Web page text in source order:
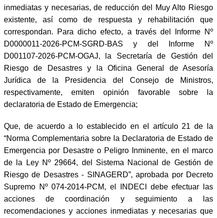
inmediatas y necesarias, de reducción del Muy Alto Riesgo
existente, así como de respuesta y rehabilitación que
correspondan. Para dicho efecto, a través del Informe Nº
D0000011-2026-PCM-SGRD-BAS y del Informe Nº
D001107-2026-PCM-OGAJ, la Secretaría de Gestión del
Riesgo de Desastres y la Oficina General de Asesoría
Jurídica de la Presidencia del Consejo de Ministros,
respectivamente, emiten opinión favorable sobre la
declaratoria de Estado de Emergencia;
Que, de acuerdo a lo establecido en el artículo 21 de la
“Norma Complementaria sobre la Declaratoria de Estado de
Emergencia por Desastre o Peligro Inminente, en el marco
de la Ley Nº 29664, del Sistema Nacional de Gestión de
Riesgo de Desastres - SINAGERD”, aprobada por Decreto
Supremo Nº 074-2014-PCM, el INDECI debe efectuar las
acciones de coordinación y seguimiento a las
recomendaciones y acciones inmediatas y necesarias que